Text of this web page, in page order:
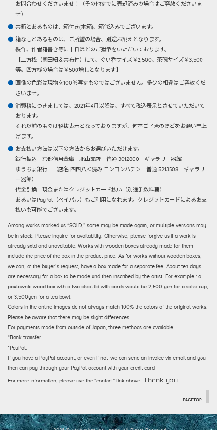
お問合わせくださいませ！（その他すでに売却済みの場合はご容赦くださいま
せ）
共箱とあるものは、箱付き(木箱)、箱代込みでございます。
箱なしとあるものは、ご所望の場合、別途お誂えとなります。
製作、作者箱書き等に十日ほどのご猶予をいただいております。
【二方桟（真田紐＆共布付）にて、ぐい呑サイズ￥2,500、茶碗サイズ￥3,500
等。四方桟の場合は￥500増しとなります】
画像の色彩は現物を100％写すものではございません。多少の相違はご容赦くだ
さいませ。
消費税につきましては、2021年4月以降は、すべて税込表示とさせていただいて
おります。
それ以前のものは税抜表示となっておりますが、何卒ご了承のほどをお願い申上
げます。
お支払い方法は以下の方法からお選びいただけます。
銀行振込京都信用金庫 北山支店 普通 3012860 ギャラリー器館
ゆうちょ銀行 （店名 四四八＜読み ヨンヨンハチ＞ 普通 5213508 ギャラリ
ー器館）
代金引換現金またはクレジットカード払い（別途手数料要）
あるいはPayPal（ペイパル）もご利用になれます。クレジットカードによるお支
払いも可能でございます。
Among works marked as “SOLD,” some may be made again, or multiple versions may
be in stock. Please inquire for availability. Otherwise, please forgive us if a work is
already sold and unavailable. Works with wooden boxes already made for them
include the price of the box in the product price. As for works without wooden boxes,
we can, at the buyer’s request, have a box made for a separate fee. About ten days
are necessary for a box to be made and then inscribed by the artist. For example : a
paulownia wood box with a two-cleat lid with cords would be 2,500 yen for a sake cup,
or 3,500yen for a tea bowl.
Colors in the online images do not always match 100% the colors of the original works.
Please be aware that there may be slight differences.
For payments made from outside of Japan, three methods are available.
*Bank transfer
*PayPal.
If you have a PayPal account, or even if not, we can send an invoice via email and you
then can pay through your PayPal account with your credit card.
For more information, please use the “contact” link above. Thank you.
PAGETOP